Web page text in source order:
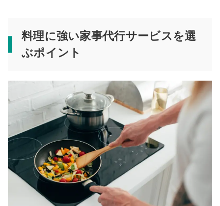
料理に強い家事代行サービスを選
ぶポイント